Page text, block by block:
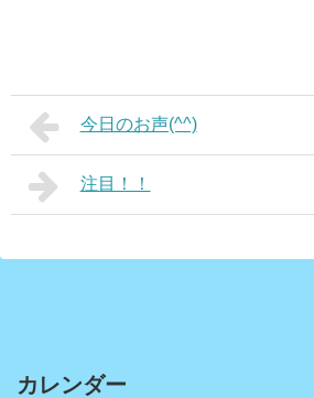
今日のお声(^^)
注目！！
カレンダー